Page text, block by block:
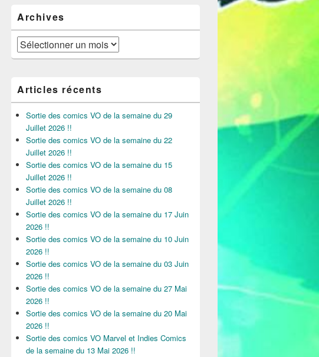
du 1er Octobre 2015 !
Archives
Archives
Articles récents
Sortie des comics VO de la semaine du 29
Juillet 2026 !!
Sortie des comics VO de la semaine du 22
Juillet 2026 !!
Sortie des comics VO de la semaine du 15
Juillet 2026 !!
Sortie des comics VO de la semaine du 08
Juillet 2026 !!
Sortie des comics VO de la semaine du 17 Juin
2026 !!
Sortie des comics VO de la semaine du 10 Juin
2026 !!
Sortie des comics VO de la semaine du 03 Juin
2026 !!
Sortie des comics VO de la semaine du 27 Mai
2026 !!
Sortie des comics VO de la semaine du 20 Mai
2026 !!
Sortie des comics VO Marvel et Indies Comics
de la semaine du 13 Mai 2026 !!